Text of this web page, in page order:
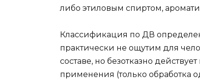
либо этиловым спиртом,
Классификация по ДВ
практически не ощутим для
составе, но безотказно
применения (только обработка